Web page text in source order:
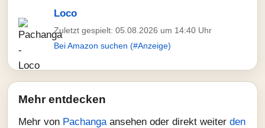
Loco
Zuletzt gespielt: 05.08.2026 um 14:40 Uhr
Bei Amazon suchen (#Anzeige)
Mehr entdecken
Mehr von Pachanga ansehen oder direkt weiter den